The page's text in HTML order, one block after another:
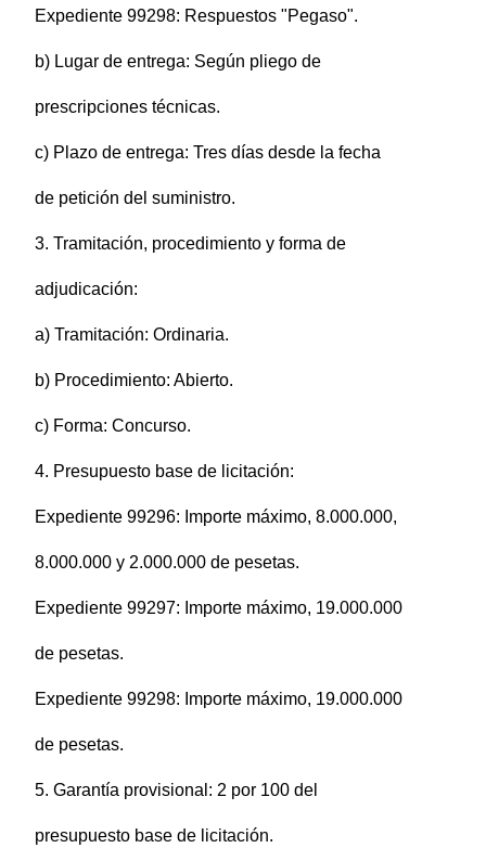
Expediente 99298: Respuestos "Pegaso".
b) Lugar de entrega: Según pliego de
prescripciones técnicas.
c) Plazo de entrega: Tres días desde la fecha
de petición del suministro.
3. Tramitación, procedimiento y forma de
adjudicación:
a) Tramitación: Ordinaria.
b) Procedimiento: Abierto.
c) Forma: Concurso.
4. Presupuesto base de licitación:
Expediente 99296: Importe máximo, 8.000.000,
8.000.000 y 2.000.000 de pesetas.
Expediente 99297: Importe máximo, 19.000.000
de pesetas.
Expediente 99298: Importe máximo, 19.000.000
de pesetas.
5. Garantía provisional: 2 por 100 del
presupuesto base de licitación.